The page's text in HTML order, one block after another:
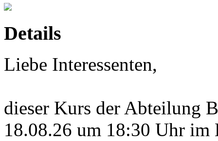
Details
Liebe Interessenten,
dieser Kurs der Abteilung
18.08.26 um 18:30 Uhr im